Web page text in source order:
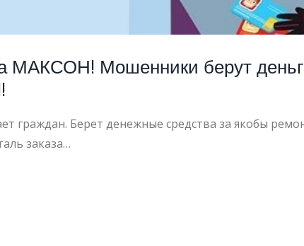
МАКСОН! Мошенники берут
Берет денежные средства за якобы
заказа…